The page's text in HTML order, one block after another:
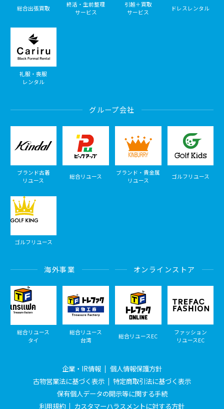
総合出張買取
終活・生前整理
サービス
引越＋買取
サービス
ドレスレンタル
礼服・喪服
レンタル
グループ会社
ブランド古着
リユース
総合リユース
ブランド・貴金属
リユース
ゴルフリユース
ゴルフリユース
海外事業
総合リユース
タイ
総合リユース
台湾
オンラインストア
総合リユースEC
ファッション
リユースEC
企業・IR情報
個人情報保護方針
古物営業法に基づく表示
特定商取引法に基づく表示
保有個人データの開示等に関する手続
利用規約
カスタマーハラスメントに対する方針